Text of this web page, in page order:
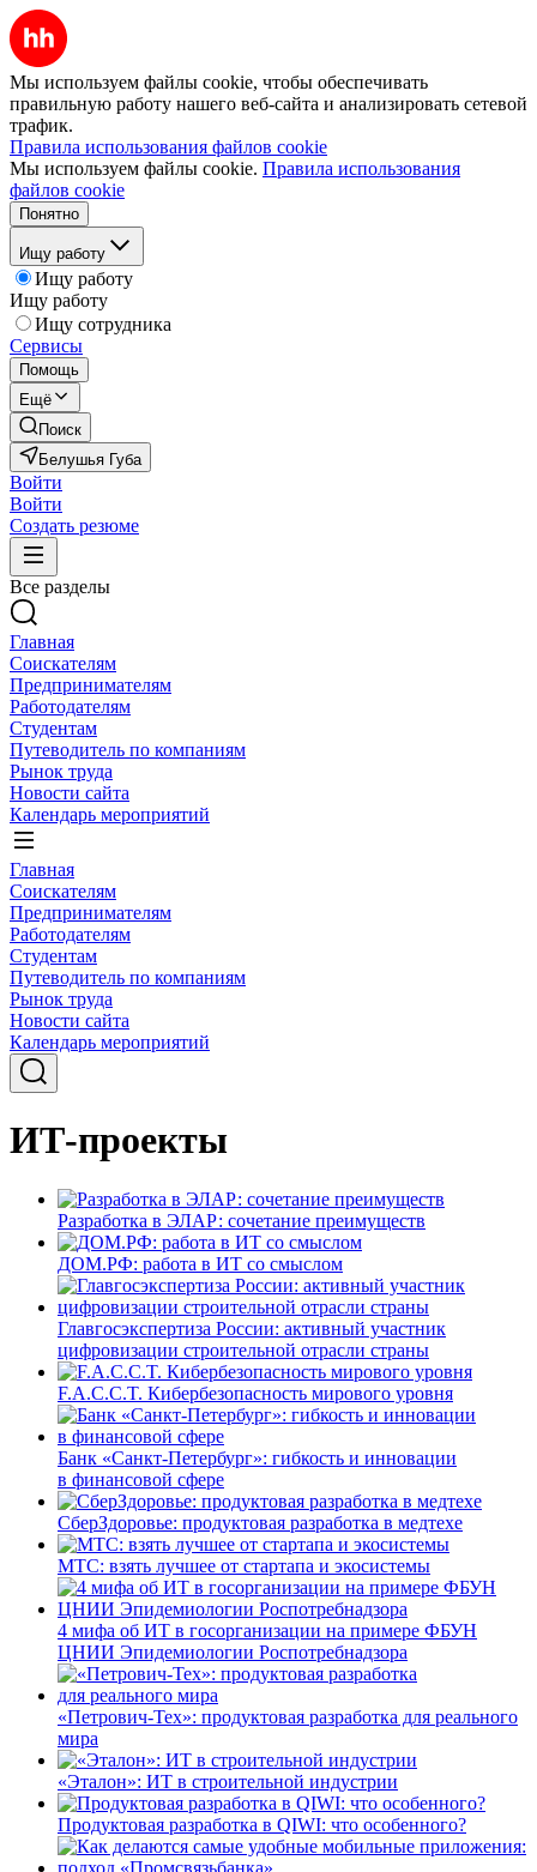
Мы используем файлы cookie, чтобы обеспечивать
правильную работу нашего веб-сайта и анализировать сетевой
трафик.
Правила использования файлов cookie
Мы используем файлы cookie. Правила использования
файлов cookie
Понятно
Ищу работу
Ищу работу
Ищу работу
Ищу сотрудника
Сервисы
Помощь
Ещё
Поиск
Белушья Губа
Войти
Войти
Создать резюме
Все разделы
Главная
Соискателям
Предпринимателям
Работодателям
Студентам
Путеводитель по компаниям
Рынок труда
Новости сайта
Календарь мероприятий
Главная
Соискателям
Предпринимателям
Работодателям
Студентам
Путеводитель по компаниям
Рынок труда
Новости сайта
Календарь мероприятий
ИТ-проекты
Разработка в ЭЛАР: сочетание преимуществ
ДОМ.РФ: работа в ИТ со смыслом
Главгосэкспертиза России: активный участник
цифровизации строительной отрасли страны
F.A.C.C.T. Кибербезопасность мирового уровня
Банк «Санкт-Петербург»: гибкость и инновации
в финансовой сфере
СберЗдоровье: продуктовая разработка в медтехе
МТС: взять лучшее от стартапа и экосистемы
4 мифа об ИТ в госорганизации на примере ФБУН
ЦНИИ Эпидемиологии Роспотребнадзора
«Петрович-Тех»: продуктовая разработка для реального
мира
«Эталон»: ИТ в строительной индустрии
Продуктовая разработка в QIWI: что особенного?